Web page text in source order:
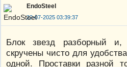
EndoSteel
22-07-2025 03:39:37
Блок звезд разборный
скручены чисто для
одной. Проставки разной